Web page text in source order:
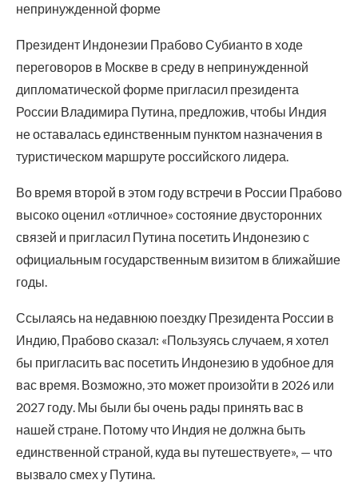
непринужденной форме
Президент Индонезии Прабово Субианто в ходе
переговоров в Москве в среду в непринужденной
дипломатической форме пригласил президента
России Владимира Путина, предложив, чтобы Индия
не оставалась единственным пунктом назначения в
туристическом маршруте российского лидера.
Во время второй в этом году встречи в России Прабово
высоко оценил «отличное» состояние двусторонних
связей и пригласил Путина посетить Индонезию с
официальным государственным визитом в ближайшие
годы.
Ссылаясь на недавнюю поездку Президента России в
Индию, Прабово сказал: «Пользуясь случаем, я хотел
бы пригласить вас посетить Индонезию в удобное для
вас время. Возможно, это может произойти в 2026 или
2027 году. Мы были бы очень рады принять вас в
нашей стране. Потому что Индия не должна быть
единственной страной, куда вы путешествуете», — что
вызвало смех у Путина.